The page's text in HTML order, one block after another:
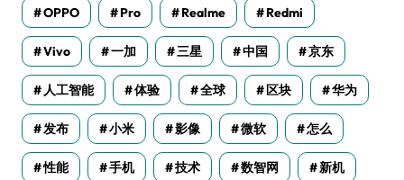
OPPO Pro Realme Redmi
Vivo 一加 三星 中国 京东
人工智能 体验 全球 区块 华为
发布 小米 影像 微软 怎么
性能 手机 技术 数智网 新机